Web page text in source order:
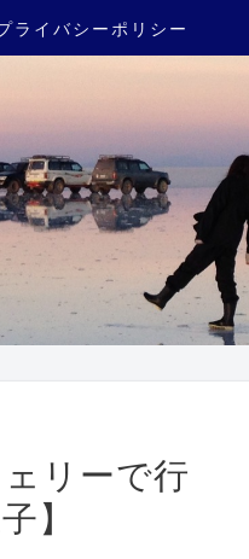
ライバシーポリシー
リーで行
】